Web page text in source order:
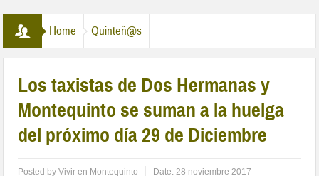
Home Quinteñ@s
Los taxistas de Dos Hermanas y
Montequinto se suman a la huelga
del próximo día 29 de Diciembre
Posted byVivir en Montequinto Date:28 noviembre 2017